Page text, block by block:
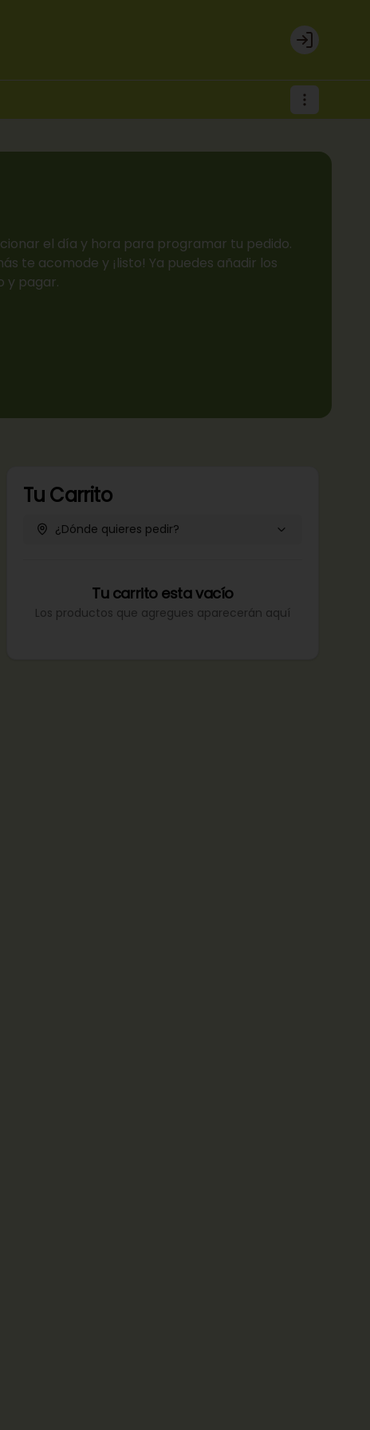
Login
el día y hora para programar tu pedido.
te acomode y ¡listo! Ya puedes añadir los
y pagar.
Tu Carrito
¿Dónde quieres pedir?
Tu carrito esta vacío
Los productos que agregues aparecerán aquí